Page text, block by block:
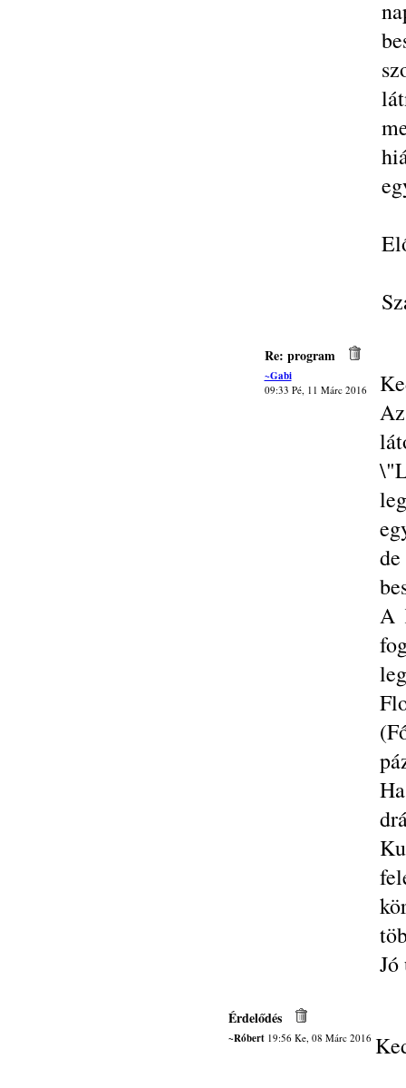
Re: program
~Gabi
09:33 Pé, 11 Márc 2016
A
Jó
Érdelődés
~Róbert19:56 Ke, 08 Márc 2016